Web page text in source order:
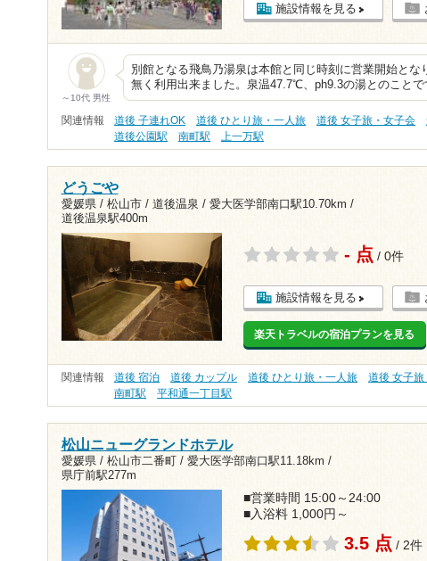
施設情報を見る
～10代 男性
別館となる飛鳥乃湯泉は本館と同じ時刻に営業開始とな
無く利用出来ました。泉温47.7℃、ph9.3の湯とのこと
関連情報 道後 子連れOK 道後 ひとり旅・一人旅 道後 女子旅・女子会
道後公園駅
南町駅 上一万駅
どうごや
愛媛県 / 松山市 / 道後温泉 / 愛大医学部南口駅10.70km /
道後温泉駅400m
- 点 / 0件
施設情報を見る
楽天トラベルの宿泊プランを見る
関連情報 道後 宿泊 道後 カップル 道後 ひとり旅・一人旅 道後 女子
南町駅
平和通一丁目駅
松山ニューグランドホテル
愛媛県 / 松山市二番町 / 愛大医学部南口駅11.18km /
県庁前駅277m
■営業時間 15:00～24:00
■入浴料 1,000円～
3.5 点 / 2件